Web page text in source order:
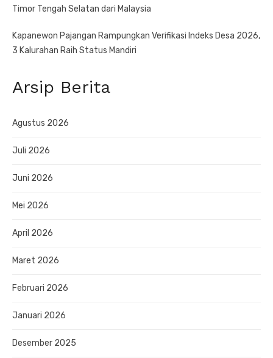
Timor Tengah Selatan dari Malaysia
Kapanewon Pajangan Rampungkan Verifikasi Indeks Desa 2026,
3 Kalurahan Raih Status Mandiri
Arsip Berita
Agustus 2026
Juli 2026
Juni 2026
Mei 2026
April 2026
Maret 2026
Februari 2026
Januari 2026
Desember 2025